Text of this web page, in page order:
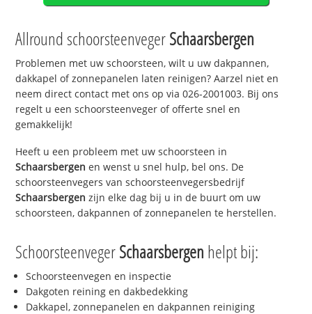
Allround schoorsteenvegerSchaarsbergen
Problemen met uw schoorsteen, wilt u uw dakpannen,
dakkapel of zonnepanelen laten reinigen? Aarzel niet en
neem direct contact met ons op via 026-2001003. Bij ons
regelt u een schoorsteenveger of offerte snel en
gemakkelijk!
Heeft u een probleem met uw schoorsteen in
Schaarsbergen en wenst u snel hulp, bel ons. De
schoorsteenvegers van schoorsteenvegersbedrijf
Schaarsbergen zijn elke dag bij u in de buurt om uw
schoorsteen, dakpannen of zonnepanelen te herstellen.
SchoorsteenvegerSchaarsbergen helpt bij:
Schoorsteenvegen en inspectie
Dakgoten reining en dakbedekking
Dakkapel, zonnepanelen en dakpannen reiniging